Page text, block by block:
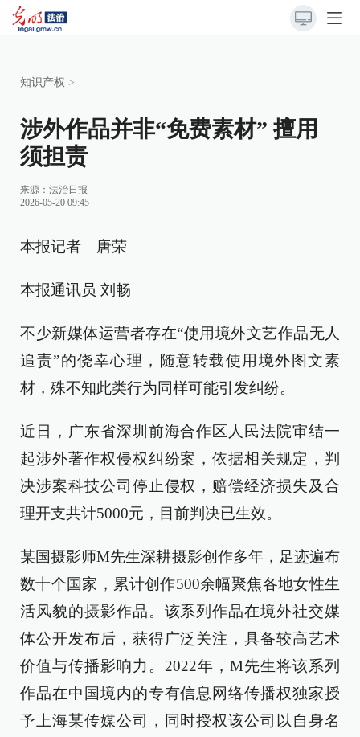
知识产权 >
涉外作品并非“免费素材” 擅用
须担责
来源： 法治日报
2026-05-20 09:45
本报记者 唐荣
本报通讯员 刘畅
不少新媒体运营者存在“使用境外文艺作品无人
追责”的侥幸心理，随意转载使用境外图文素
材，殊不知此类行为同样可能引发纠纷。
近日，广东省深圳前海合作区人民法院审结一
起涉外著作权侵权纠纷案，依据相关规定，判
决涉案科技公司停止侵权，赔偿经济损失及合
理开支共计5000元，目前判决已生效。
某国摄影师M先生深耕摄影创作多年，足迹遍布
数十个国家，累计创作500余幅聚焦各地女性生
活风貌的摄影作品。该系列作品在境外社交媒
体公开发布后，获得广泛关注，具备较高艺术
价值与传播影响力。2022年，M先生将该系列
作品在中国境内的专有信息网络传播权独家授
予上海某传媒公司，同时授权该公司以自身名